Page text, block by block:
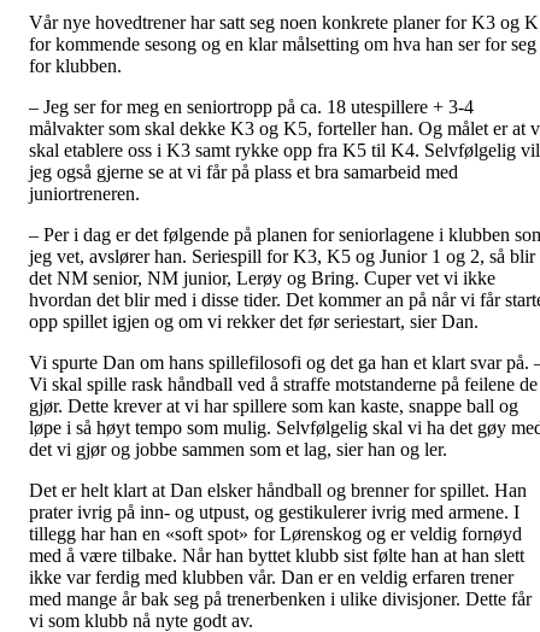
Vår nye hovedtrener har satt seg noen konkrete planer for K3 og
for kommende sesong og en klar målsetting om hva han ser for seg
for klubben.
– Jeg ser for meg en seniortropp på ca. 18 utespillere + 3-4
målvakter som skal dekke K3 og K5, forteller han. Og målet er at
skal etablere oss i K3 samt rykke opp fra K5 til K4. Selvfølgelig vil
jeg også gjerne se at vi får på plass et bra samarbeid med
juniortreneren.
– Per i dag er det følgende på planen for seniorlagene i klubben
jeg vet, avslører han. Seriespill for K3, K5 og Junior 1 og 2, så blir
det NM senior, NM junior, Lerøy og Bring. Cuper vet vi ikke
hvordan det blir med i disse tider. Det kommer an på når vi får
opp spillet igjen og om vi rekker det før seriestart, sier Dan.
Vi spurte Dan om hans spillefilosofi og det ga han et klart svar på.
Vi skal spille rask håndball ved å straffe motstanderne på feilene de
gjør. Dette krever at vi har spillere som kan kaste, snappe ball og
løpe i så høyt tempo som mulig. Selvfølgelig skal vi ha det gøy
det vi gjør og jobbe sammen som et lag, sier han og ler.
Det er helt klart at Dan elsker håndball og brenner for spillet. Han
prater ivrig på inn- og utpust, og gestikulerer ivrig med armene. I
tillegg har han en «soft spot» for Lørenskog og er veldig fornøyd
med å være tilbake. Når han byttet klubb sist følte han at han slett
ikke var ferdig med klubben vår. Dan er en veldig erfaren trener
med mange år bak seg på trenerbenken i ulike divisjoner. Dette får
vi som klubb nå nyte godt av.